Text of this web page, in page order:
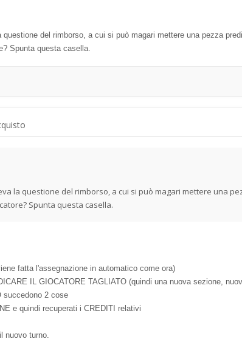
del rimborso, a cui si può magari mettere una pezza
Spunta questa casella.
la questione del rimborso, a cui si può magari mettere una
Spunta questa casella.
fatta l'assegnazione in automatico come ora)
IL GIOCATORE TAGLIATO (quindi una nuova sezione,
succedono 2 cose
e quindi recuperati i CREDITI relativi
nuovo turno.